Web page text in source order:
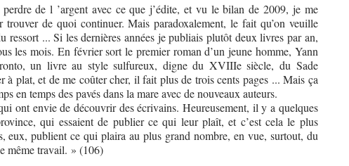
de l ’argent avec ce que j’édite, et vu le bilan de 2009, je me
de quoi continuer. Mais paradoxalement, le fait qu’on veuille
ressort ... Si les dernières années je publiais plutôt deux livres par an,
les mois. En février sort le premier roman d’un jeune homme, Yann
un livre au style sulfureux, digne du XVIIIe siècle, du Sade
à plat, et de me coûter cher, il fait plus de trois cents pages ... Mais ça
en temps des pavés dans la mare avec de nouveaux auteurs.
ont envie de découvrir des écrivains. Heureusement, il y a quelques
qui essaient de publier ce qui leur plaît, et c’est cela le plus
eux, publient ce qui plaira au plus grand nombre, en vue, surtout, du
même travail. » (106)